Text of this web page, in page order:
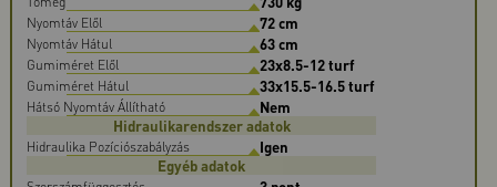
Nyomtáv Elől 72 cm
Nyomtáv Hátul 63 cm
Gumiméret Elől 23x8.5-12 turf
Gumiméret Hátul 33x15.5-16.5 turf
Hátsó Nyomtáv Állítható
Nem
Hidraulikarendszer adatok
Hidraulika Pozíciószabályzás
Igen
Egyéb adatok